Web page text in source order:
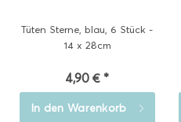
Tüten Sterne, blau, 6 Stück -
14 x 28cm
4,90 € *
In den Warenkorb